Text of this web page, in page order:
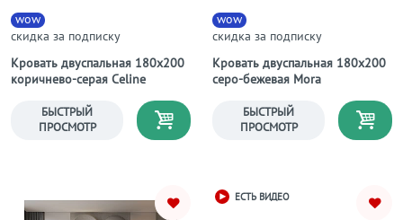
Кровать двуспальная 180х200
коричнево-серая Celine
wow
скидка за подписку
БЫСТРЫЙ
ПРОСМОТР
Кровать двуспальная 180х200
серо-бежевая Mora
wow
скидка за подписку
БЫСТРЫЙ
ПРОСМОТР
ЕСТЬ ВИДЕО